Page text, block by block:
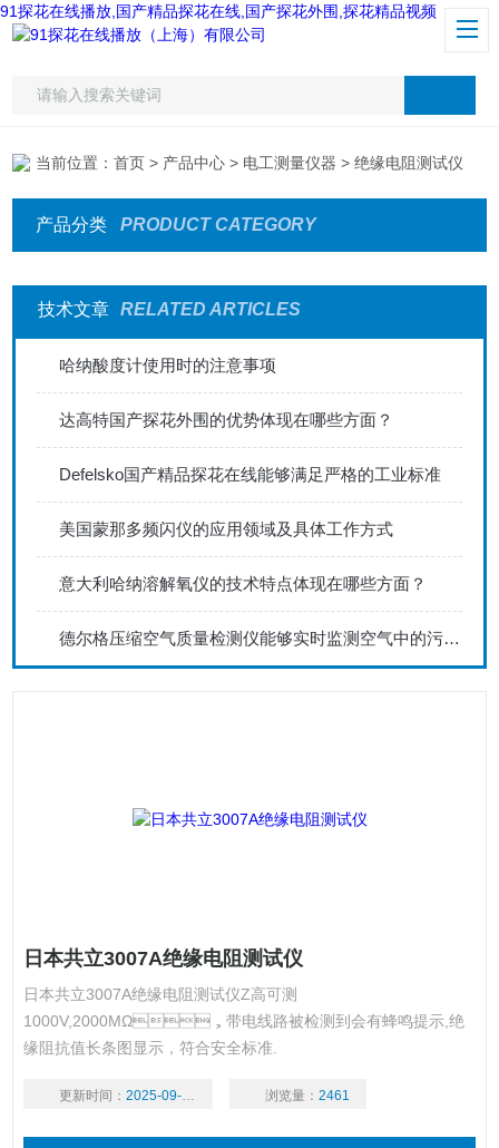
91探花在线播放,国产精品探花在线,国产探花外围,探花精品视频
当前位置：首页 > 产品中心 > 电工测量仪器 > 绝缘电阻测试仪
产品分类 PRODUCT CATEGORY
技术文章 RELATED ARTICLES
哈纳酸度计使用时的注意事项
达高特国产探花外围的优势体现在哪些方面？
Defelsko国产精品探花在线能够满足严格的工业标准
美国蒙那多频闪仪的应用领域及具体工作方式
意大利哈纳溶解氧仪的技术特点体现在哪些方面？
德尔格压缩空气质量检测仪能够实时监测空气中的污染物浓度
日本共立3007A绝缘电阻测试仪
日本共立3007A绝缘电阻测试仪Z高可测
1000V,2000MΩ，带电线路被检测到会有蜂鸣提示,绝
缘阻抗值长条图显示，符合安全标准.
更新时间： 2025-09-16 浏览量： 2461